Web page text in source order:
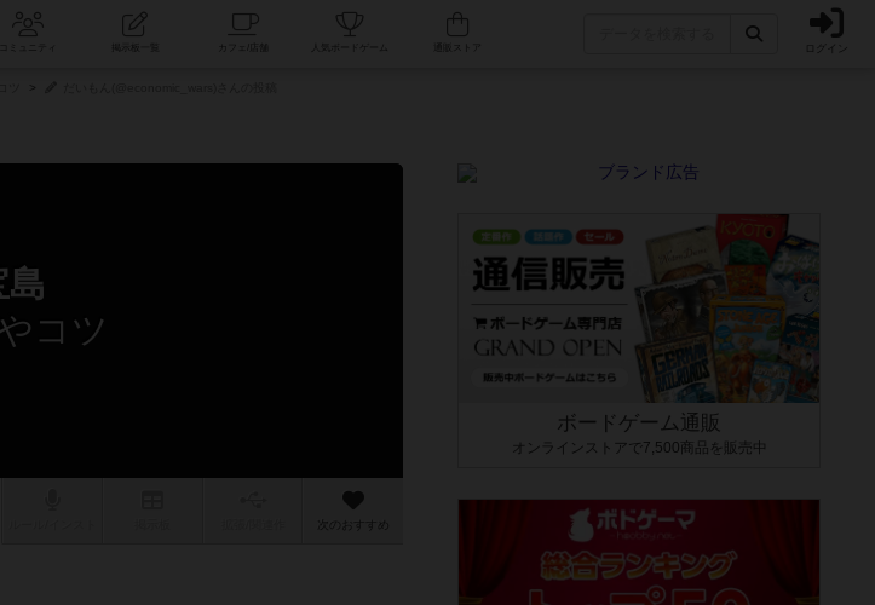
コミュニティ 人気ボードゲーム ログイン
コツ
次のおすすめ
ボードゲーム通販
オンラインストアで7,500商品を販売中